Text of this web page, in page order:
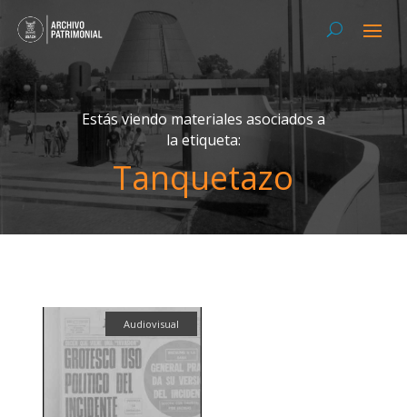
Estás viendo materiales asociados a
la etiqueta:
Tanquetazo
Audiovisual